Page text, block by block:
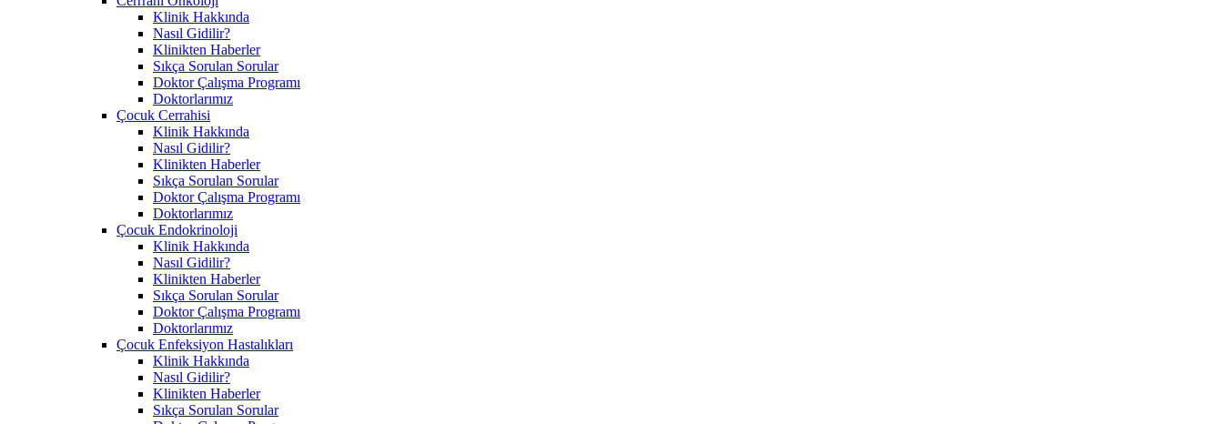
Klinik Hakkında
Nasıl Gidilir?
Klinikten Haberler
Sıkça Sorulan Sorular
Doktor Çalışma Programı
Doktorlarımız
Çocuk Cerrahisi
Klinik Hakkında
Nasıl Gidilir?
Klinikten Haberler
Sıkça Sorulan Sorular
Doktor Çalışma Programı
Doktorlarımız
Çocuk Endokrinoloji
Klinik Hakkında
Nasıl Gidilir?
Klinikten Haberler
Sıkça Sorulan Sorular
Doktor Çalışma Programı
Doktorlarımız
Çocuk Enfeksiyon Hastalıkları
Klinik Hakkında
Nasıl Gidilir?
Klinikten Haberler
Sıkça Sorulan Sorular